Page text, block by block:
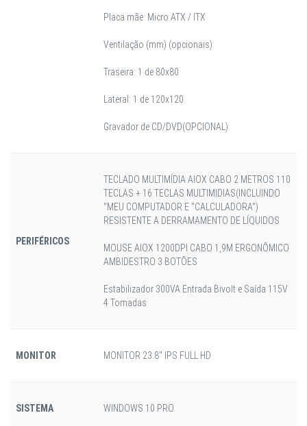
Placa mãe: Micro ATX / ITX
Ventilação (mm) (opcionais):
Traseira: 1 de 80x80
Lateral: 1 de 120x120
Gravador de CD/DVD(OPCIONAL)
PERIFÉRICOS
TECLADO MULTIMÍDIA AIOX CABO 2 METROS 110
TECLAS + 16 TECLAS MULTIMIDIAS(INCLUINDO
"MEU COMPUTADOR E "CALCULADORA")
RESISTENTE A DERRAMAMENTO DE LÍQUIDOS
MOUSE AIOX 1200DPI CABO 1,9M ERGONÔMICO
AMBIDESTRO 3 BOTÕES
Estabilizador 300VA Entrada Bivolt e Saída 115V
4 Tomadas
MONITOR MONITOR 23.8" IPS FULL HD
SISTEMA WINDOWS 10 PRO